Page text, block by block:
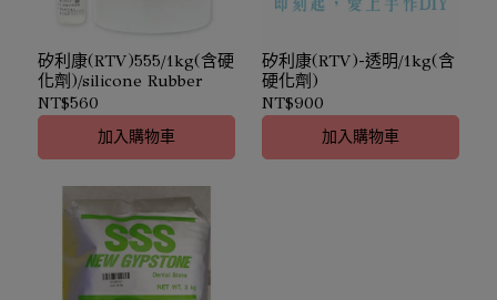
矽利康(RTV)555/1kg(含硬
化劑)/silicone Rubber
NT$560
加入購物車
矽利康(RTV)-透明/1kg(含
硬化劑)
NT$900
加入購物車